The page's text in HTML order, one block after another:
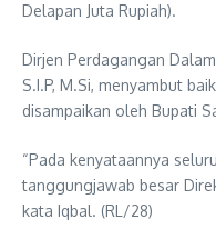
Delapan Juta Rupiah).
Dirjen Perdagangan
S.I.P, M.Si, menyambut
disampaikan oleh Bupati
“Pada kenyataannya
tanggungjawab besar
kata Iqbal. (RL/28)